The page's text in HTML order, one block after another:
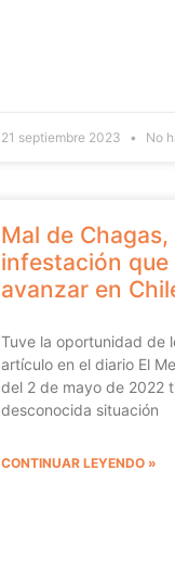
21 septiembre 2023 No
Mal de Chagas,
infestación que
avanzar en
Tuve la oportunidad de
artículo en el diario El
del 2 de mayo de 2022
desconocida situación
CONTINUAR LEYENDO »